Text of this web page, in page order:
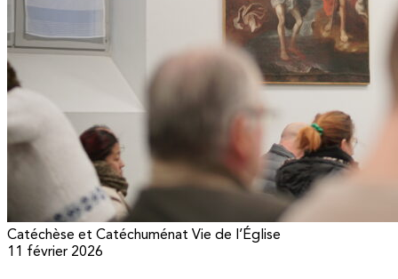
Catéchèse et Catéchuménat Vie de l’Église
11 février 2026